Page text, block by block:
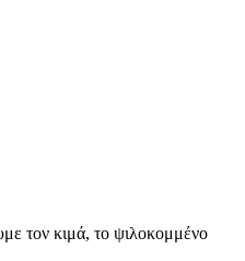
τον κιμά, το ψιλοκομμένο